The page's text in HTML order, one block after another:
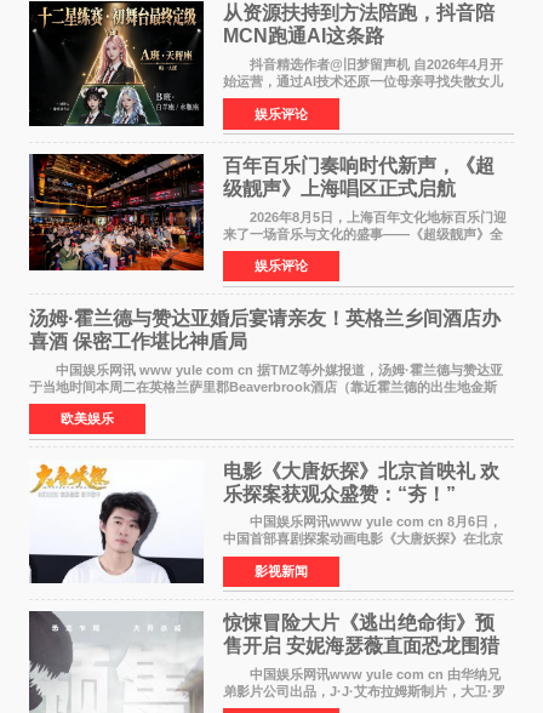
从资源扶持到方法陪跑，抖音陪
MCN跑通AI这条路
抖音精选作者@旧梦留声机 自2026年4月开
始运营，通过AI技术还原一位母亲寻找失散女儿
的故事，凭借强情感表达获得大量用户关注，发
布仅21小时便获得超1亿曝光、超1000万互动。
此后，账号持续沿
娱乐评论
百年百乐门奏响时代新声，《超
级靓声》上海唱区正式启航
2026年8月5日，上海百年文化地标百乐门迎
来了一场音乐与文化的盛事——《超级靓声》全
国励志音乐公益节目上海唱区新闻发布会暨启动
仪式在此隆重举行。各界领导、嘉宾与媒体朋友
齐聚一堂，共同
娱乐评论
汤姆·霍兰德与赞达亚婚后宴请亲友！英格兰乡间酒店办
喜酒 保密工作堪比神盾局
中国娱乐网讯 www yule com cn 据TMZ等外媒报道，汤姆·霍兰德与赞达亚
于当地时间本周二在英格兰萨里郡Beaverbrook酒店（靠近霍兰德的出生地金斯
顿）举办婚宴，邀请家人与朋友们喝喜酒，庆祝
欧美娱乐
电影《大唐妖探》北京首映礼 欢
乐探案获观众盛赞：“夯！”
中国娱乐网讯www yule com cn 8月6日，
中国首部喜剧探案动画电影《大唐妖探》在北京
举办电影首映礼。导演程腾、联合导演黄珉、总
制片人曹紫建、制片人李莹莹，配音导演张喆，
对白指导程寅，领
影视新闻
惊悚冒险大片《逃出绝命街》预
售开启 安妮海瑟薇直面恐龙围猎
中国娱乐网讯www yule com cn 由华纳兄
弟影片公司出品，J·J·艾布拉姆斯制片，大卫·罗
伯特·米切尔执导，好莱坞巨星安妮·海瑟薇和伊万